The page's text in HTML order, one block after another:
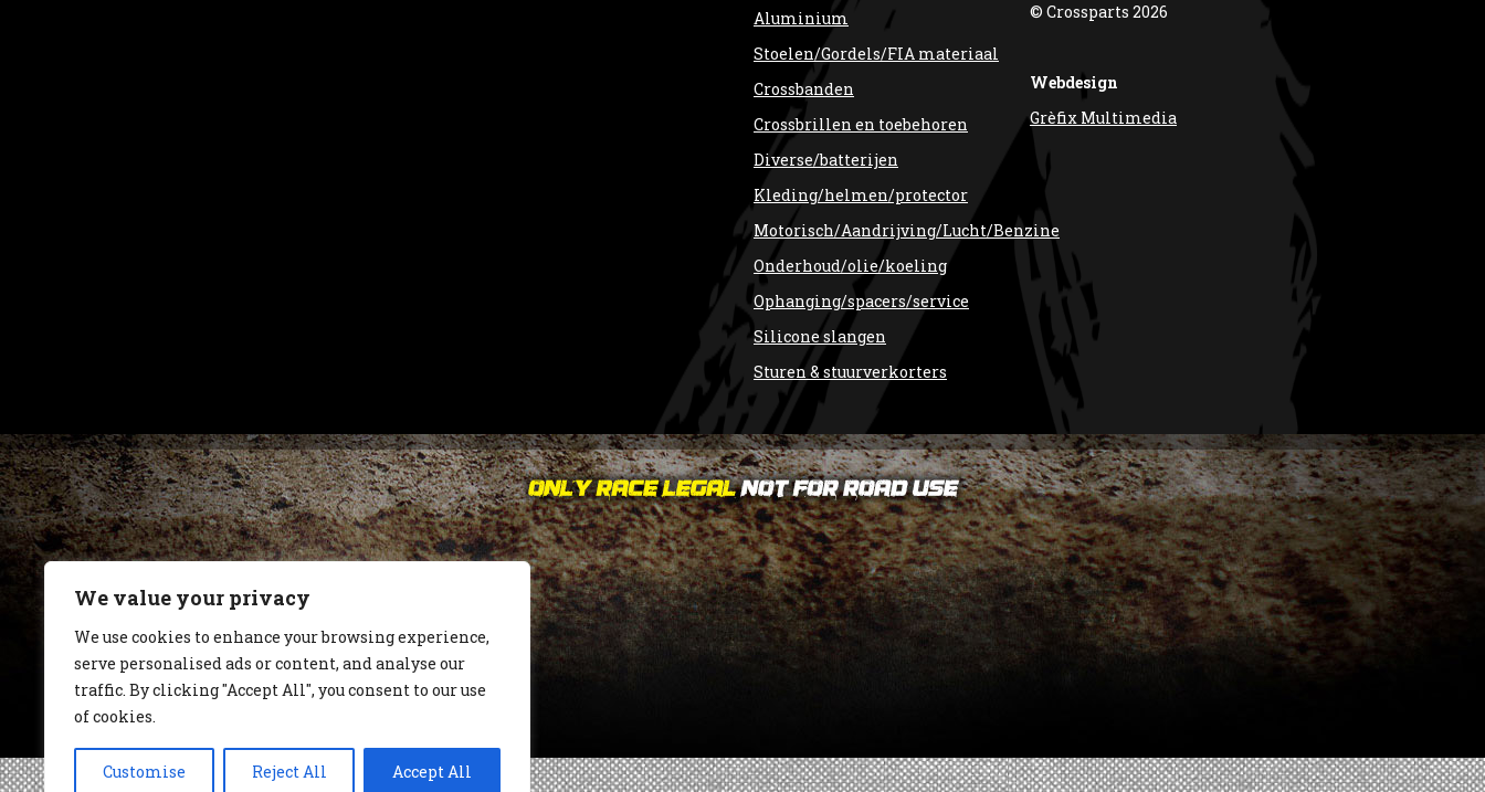
We value your privacy
We use cookies to enhance your browsing experience,
serve personalised ads or content, and analyse our
traffic. By clicking "Accept All", you consent to our use
of cookies.
Customise Reject All Accept All
Aluminium
Stoelen/Gordels/FIA materiaal
Crossbanden
Crossbrillen en toebehoren
Diverse/batterijen
Kleding/helmen/protector
Motorisch/Aandrijving/Lucht/Benzine
Onderhoud/olie/koeling
Ophanging/spacers/service
Silicone slangen
Sturen & stuurverkorters
© Crossparts 2026
Webdesign
Grèfix Multimedia